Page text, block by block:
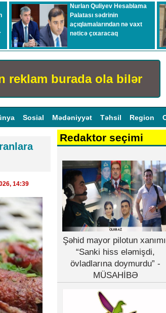
Nurlan Quliyev Hesablama
Palatası sədrinin
açıqlamalarından nə vaxt
nəticə çıxaracaq
reklam burada ola bilər
Sosial Mədəniyyət Təhsil Region
14:39
Redaktor seçimi
Şəhid mayor pilotun
“Sanki hiss eləmişdi,
övladlarına doymurdu” -
MÜSAHİBƏ